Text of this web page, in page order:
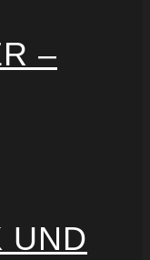
–
UND